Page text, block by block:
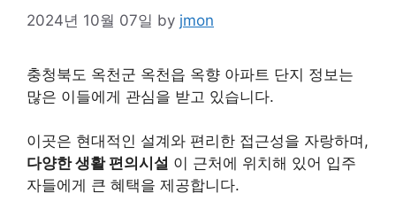
2024년 10월 07일 by jmon
충청북도 옥천군 옥천읍 옥향 아파트 단지 정보는
많은 이들에게 관심을 받고 있습니다.
이곳은 현대적인 설계와 편리한 접근성을 자랑하며,
다양한 생활 편의시설 이 근처에 위치해 있어 입주
자들에게 큰 혜택을 제공합니다.